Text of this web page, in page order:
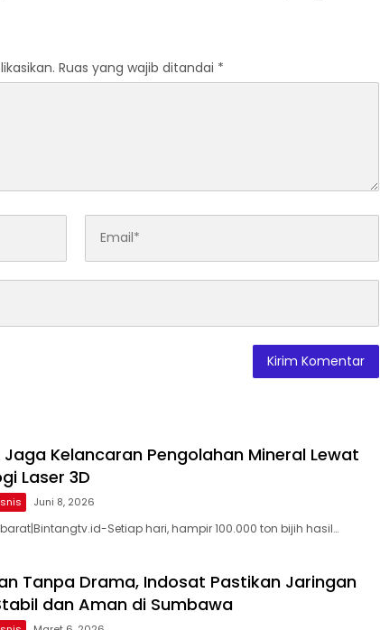
Ruas yang wajib ditandai *
Jaga Kelancaran Pengolahan Mineral Lewat
Laser 3D
Juni 8, 2026
Setiap hari, hampir 100.000 ton bijih hasil…
Tanpa Drama, Indosat Pastikan Jaringan
dan Aman di Sumbawa